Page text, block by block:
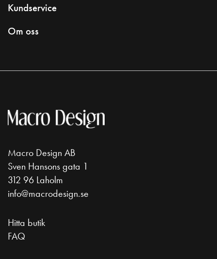
Kundservice
Om oss
Macro Design AB
Sven Hansons gata 1
312 96 Laholm
info@macrodesign.se
Hitta butik
FAQ